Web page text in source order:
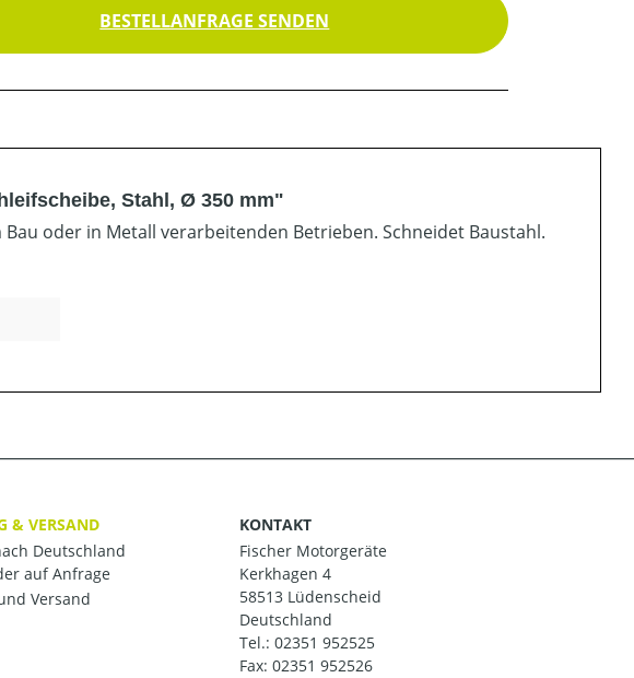
BESTELLANFRAGE SENDEN
Stahl, Ø 350 mm"
oder in Metall verarbeitenden Betrieben. Schneidet Baustahl.
& VERSAND
Deutschland
auf Anfrage
Versand
KONTAKT
Fischer Motorgeräte
Kerkhagen 4
58513 Lüdenscheid
Deutschland
Tel.: 02351 952525
Fax: 02351 952526